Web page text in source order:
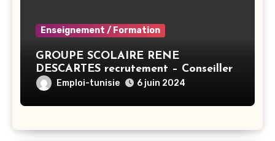
Enseignement / Formation
GROUPE SCOLAIRE RENE
DESCARTES recrutement – Conseiller
Principal en éducation – Tunis
Emploi-tunisie 6 juin 2024